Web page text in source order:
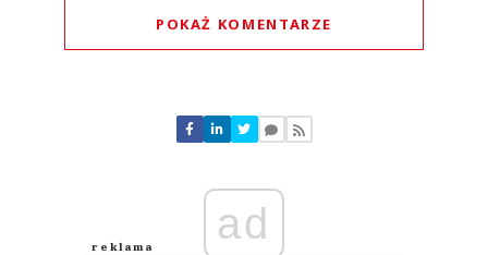
POKAŻ KOMENTARZE
Nie znaleziono komentarzy
Zostaw swoje komentarze
Anuluj
ad